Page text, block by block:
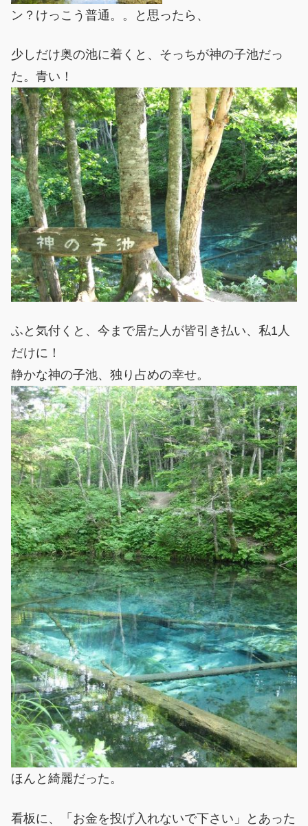
ン？けっこう普通。。と思ったら、
少しだけ奥の池に着くと、そっちが神の子池だっ
た。青い！
ふと気付くと、今まで居た人が皆引き払い、私1人
だけに！
静かな神の子池、独り占めの幸せ。
ほんと綺麗だった。
看板に、「お金を投げ入れないで下さい」とあった